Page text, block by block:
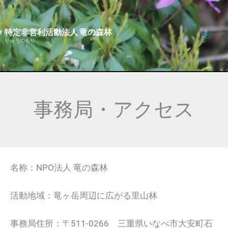
内
容
を
ス
キ
特定非営利活動法人 竜の森林
りゅうのもり
事務局・アクセス
名称：NPO法人 竜の森林
活動地域：竜ヶ岳周辺に広がる里山林
事務局住所：〒511-0266 三重県いなべ市大安町石